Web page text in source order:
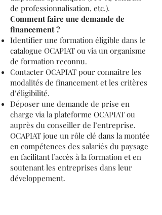
de professionnalisation, etc.).
Comment faire une demande de
financement ?
Identifier une formation éligible dans le
catalogue OCAPIAT ou via un organisme
de formation reconnu.
Contacter OCAPIAT pour connaître les
modalités de financement et les critères
d’éligibilité.
Déposer une demande de prise en
charge via la plateforme OCAPIAT ou
auprès du conseiller de l’entreprise.
OCAPIAT joue un rôle clé dans la montée
en compétences des salariés du paysage
en facilitant l’accès à la formation et en
soutenant les entreprises dans leur
développement.